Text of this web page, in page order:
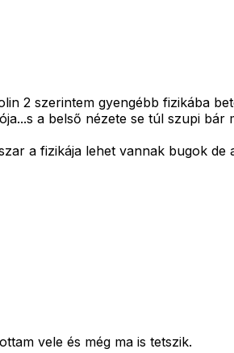
2 szerintem gyengébb fizikába
a belső nézete se túl szupi bár
a fizikája lehet vannak bugok
vele és még ma is tetszik.